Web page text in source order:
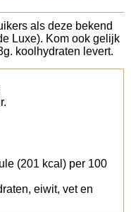
als deze bekend
Luxe). Kom ook gelijk
koolhydraten levert.
(201 kcal) per 100
eiwit, vet en